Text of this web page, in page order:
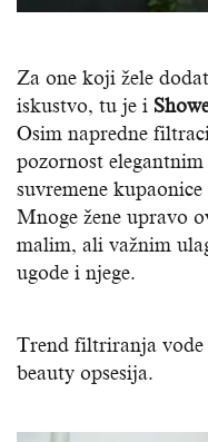
Za one koji žele
iskustvo, tu je i
Osim napredne
pozornost
suvremene
Mnoge žene upravo
malim, ali važnim
ugode i njege.
Trend filtriranja vode
beauty opsesija.